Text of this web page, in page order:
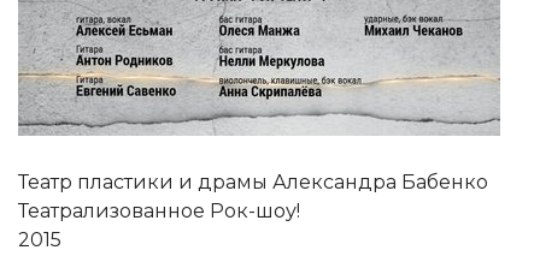
Театр пластики и драмы Александра Бабенко
Театрализованное Рок-шоу!
2015